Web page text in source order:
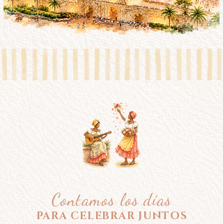
Contamos los días
PARA CELEBRAR JUNTOS